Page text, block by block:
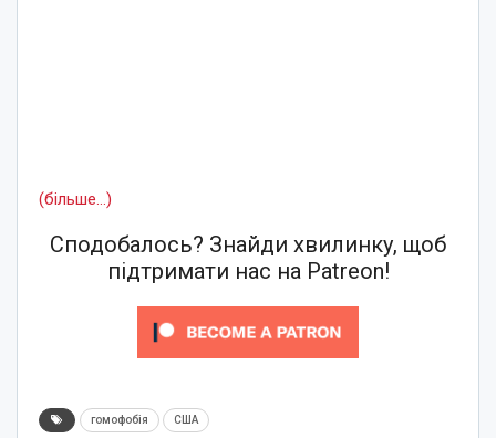
(більше…)
Сподобалось? Знайди хвилинку, щоб
підтримати нас на Patreon!
гомофобія США